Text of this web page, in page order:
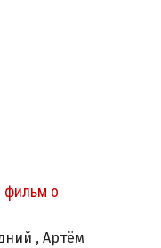
фильм о
, Артём